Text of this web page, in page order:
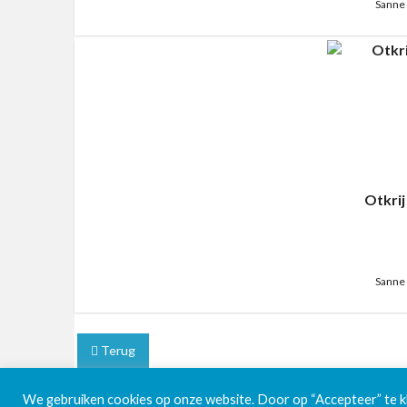
Otkrij
Terug
We gebruiken cookies op onze website. Door op “Accepteer” te